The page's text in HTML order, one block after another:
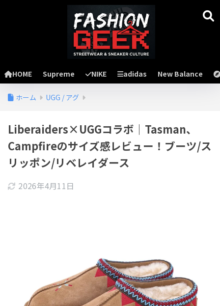
HOME Supreme NIKE adidas New Balance
ホーム UGG / アグ
Liberaiders×UGGコラボ｜Tasman、
Campfireのサイズ感レビュー！ブーツ/ス
リッポン/リベレイダース
2026年4月11日